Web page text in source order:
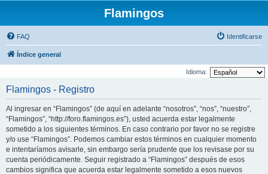
Flamingos
FAQ Identificarse
Índice general
Idioma:
Flamingos - Registro
Al ingresar en “Flamingos” (de aquí en adelante “nosotros”, “nos”, “nuestro”,
“Flamingos”, “http://foro.flamingos.es”), usted acuerda estar legalmente
sometido a los siguientes términos. En caso contrario por favor no se registre
y/o use “Flamingos”. Podemos cambiar estos términos en cualquier momento
e intentaríamos avisarle, sin embargo sería prudente que los revisase por su
cuenta periódicamente. Seguir registrado a “Flamingos” después de esos
cambios significa que acuerda estar legalmente sometido a esos nuevos